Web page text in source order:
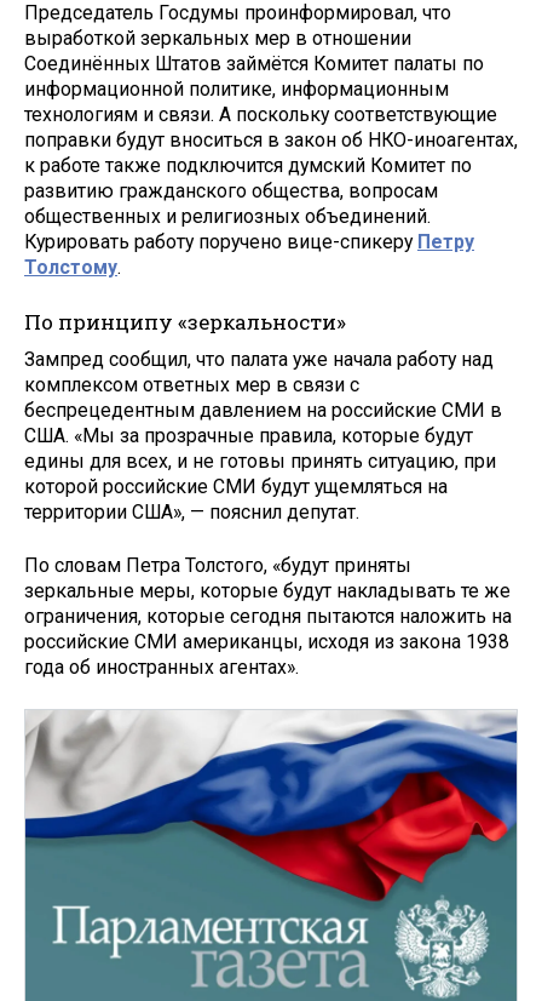
Председатель Госдумы проинформировал, что
выработкой зеркальных мер в отношении
Соединённых Штатов займётся Комитет палаты по
информационной политике, информационным
технологиям и связи. А поскольку соответствующие
поправки будут вноситься в закон об НКО-иноагентах,
к работе также подключится думский Комитет по
развитию гражданского общества, вопросам
общественных и религиозных объединений.
Курировать работу поручено вице-спикеру Петру
Толстому.
По принципу «зеркальности»
Зампред сообщил, что палата уже начала работу над
комплексом ответных мер в связи с
беспрецедентным давлением на российские СМИ в
США. «Мы за прозрачные правила, которые будут
едины для всех, и не готовы принять ситуацию, при
которой российские СМИ будут ущемляться на
территории США», — пояснил депутат.
По словам Петра Толстого, «будут приняты
зеркальные меры, которые будут накладывать те же
ограничения, которые сегодня пытаются наложить на
российские СМИ американцы, исходя из закона 1938
года об иностранных агентах».